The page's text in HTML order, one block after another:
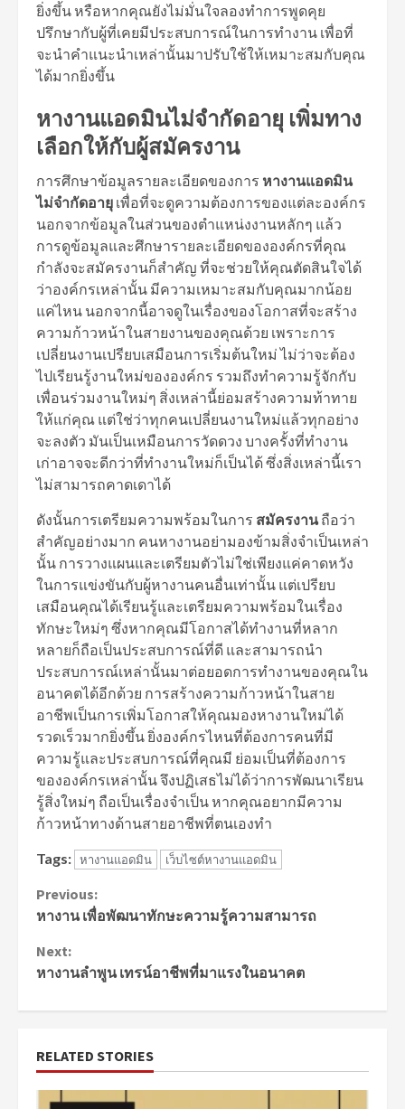
ยิ่งขึ้น หรือหากคุณยังไม่มั่นใจลองทำการพูดคุย
ปรึกษากับผู้ที่เคยมีประสบการณ์ในการทำงาน เพื่อที่
จะนำคำแนะนำเหล่านั้นมาปรับใช้ให้เหมาะสมกับคุณ
ได้มากยิ่งขึ้น
หางานแอดมินไม่จำกัดอายุ เพิ่มทาง
เลือกให้กับผู้สมัครงาน
การศึกษาข้อมูลรายละเอียดของการ หางานแอดมิน
ไม่จำกัดอายุ เพื่อที่จะดูความต้องการของแต่ละองค์กร
นอกจากข้อมูลในส่วนของตำแหน่งงานหลักๆ แล้ว
การดูข้อมูลและศึกษารายละเอียดขององค์กรที่คุณ
กำลังจะสมัครงานก็สำคัญ ที่จะช่วยให้คุณตัดสินใจได้
ว่าองค์กรเหล่านั้น มีความเหมาะสมกับคุณมากน้อย
แค่ไหน นอกจากนี้อาจดูในเรื่องของโอกาสที่จะสร้าง
ความก้าวหน้าในสายงานของคุณด้วย เพราะการ
เปลี่ยนงานเปรียบเสมือนการเริ่มต้นใหม่ ไม่ว่าจะต้อง
ไปเรียนรู้งานใหม่ขององค์กร รวมถึงทำความรู้จักกับ
เพื่อนร่วมงานใหม่ๆ สิ่งเหล่านี้ย่อมสร้างความท้าทาย
ให้แก่คุณ แต่ใช่ว่าทุกคนเปลี่ยนงานใหม่แล้วทุกอย่าง
จะลงตัว มันเป็นเหมือนการวัดดวง บางครั้งที่ทำงาน
เก่าอาจจะดีกว่าที่ทำงานใหม่ก็เป็นได้ ซึ่งสิ่งเหล่านี้เรา
ไม่สามารถคาดเดาได้
ดังนั้นการเตรียมความพร้อมในการ สมัครงานถือว่า
สำคัญอย่างมาก คนหางานอย่ามองข้ามสิ่งจำเป็นเหล่า
นั้น การวางแผนและเตรียมตัวไม่ใช่เพียงแค่คาดหวัง
ในการแข่งขันกับผู้หางานคนอื่นเท่านั้น แต่เปรียบ
เสมือนคุณได้เรียนรู้และเตรียมความพร้อมในเรื่อง
ทักษะใหม่ๆ ซึ่งหากคุณมีโอกาสได้ทำงานที่หลาก
หลายก็ถือเป็นประสบการณ์ที่ดี และสามารถนำ
ประสบการณ์เหล่านั้นมาต่อยอดการทำงานของคุณใน
อนาคตได้อีกด้วย การสร้างความก้าวหน้าในสาย
อาชีพเป็นการเพิ่มโอกาสให้คุณมองหางานใหม่ได้
รวดเร็วมากยิ่งขึ้น ยิ่งองค์กรไหนที่ต้องการคนที่มี
ความรู้และประสบการณ์ที่คุณมี ย่อมเป็นที่ต้องการ
ขององค์กรเหล่านั้น จึงปฏิเสธไม่ได้ว่าการพัฒนาเรียน
รู้สิ่งใหม่ๆ ถือเป็นเรื่องจำเป็น หากคุณอยากมีความ
ก้าวหน้าทางด้านสายอาชีพที่ตนเองทำ
Tags: หางานแอดมิน เว็บไซต์หางานแอดมิน
Continue
Previous:
หางาน เพื่อพัฒนาทักษะความรู้ความสามารถ
Next:
หางานลำพูน เทรน์อาชีพที่มาแรงในอนาคต
RELATED STORIES